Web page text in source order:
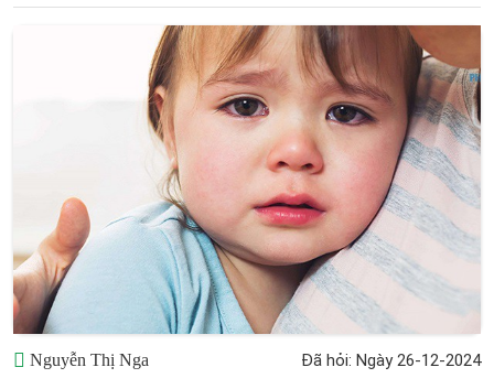
Nguyễn Thị Nga Đã hỏi: Ngày 26-12-2024